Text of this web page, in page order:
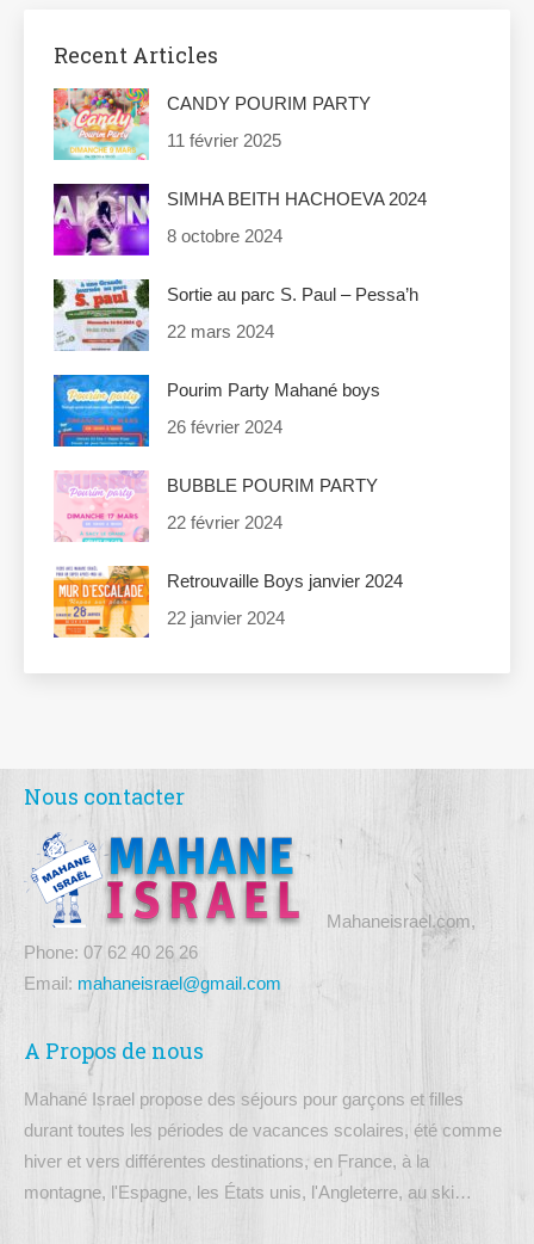
Recent Articles
CANDY POURIM PARTY
11 février 2025
SIMHA BEITH HACHOEVA 2024
8 octobre 2024
Sortie au parc S. Paul – Pessa’h
22 mars 2024
Pourim Party Mahané boys
26 février 2024
BUBBLE POURIM PARTY
22 février 2024
Retrouvaille Boys janvier 2024
22 janvier 2024
Nous contacter
Mahaneisrael.com,
Phone: 07 62 40 26 26
Email: mahaneisrael@gmail.com
A Propos de nous
Mahané Israel propose des séjours pour garçons et filles
durant toutes les périodes de vacances scolaires, été comme
hiver et vers différentes destinations, en France, à la
montagne, l'Espagne, les États unis, l'Angleterre, au ski…